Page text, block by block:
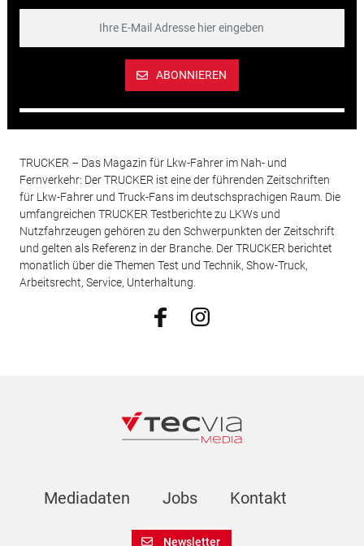
ABONNIEREN
TRUCKER – Das Magazin für Lkw-Fahrer im Nah- und
Fernverkehr: Der TRUCKER ist eine der führenden Zeitschriften
für Lkw-Fahrer und Truck-Fans im deutschsprachigen Raum. Die
umfangreichen TRUCKER Testberichte zu LKWs und
Nutzfahrzeugen gehören zu den Schwerpunkten der Zeitschrift
und gelten als Referenz in der Branche. Der TRUCKER berichtet
monatlich über die Themen Test und Technik, Show-Truck,
Arbeitsrecht, Service, Unterhaltung.
Mediadaten Jobs Kontakt
Newsletter